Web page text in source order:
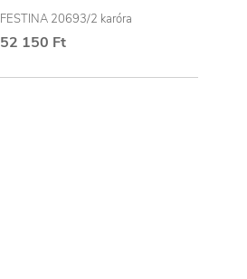
FESTINA 20693/2 karóra
52 150 Ft